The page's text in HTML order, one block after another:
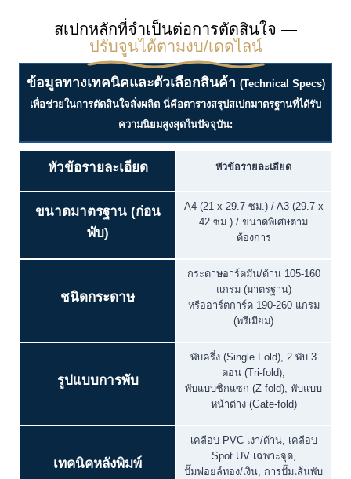
สเปกหลักที่จำเป็นต่อการตัดสินใจ —
ปรับจูนได้ตามงบ/เดดไลน์
ข้อมูลทางเทคนิคและตัวเลือกสินค้า (Technical Specs)
เพื่อช่วยในการตัดสินใจสั่งผลิต นี่คือตารางสรุปสเปกมาตรฐานที่ได้รับ
ความนิยมสูงสุดในปัจจุบัน:
หัวข้อรายละเอียด หัวข้อรายละเอียด
ขนาดมาตรฐาน (ก่อน
พับ)
A4 (21 x 29.7 ซม.) / A3 (29.7 x
42 ซม.) / ขนาดพิเศษตาม
ต้องการ
ชนิดกระดาษ
กระดาษอาร์ตมัน/ด้าน 105-160
แกรม (มาตรฐาน)
หรืออาร์ตการ์ด 190-260 แกรม
(พรีเมียม)
รูปแบบการพับ
พับครึ่ง (Single Fold), 2 พับ 3
ตอน (Tri-fold),
พับแบบซิกแซก (Z-fold), พับแบบ
หน้าต่าง (Gate-fold)
เทคนิคหลังพิมพ์
เคลือบ PVC เงา/ด้าน, เคลือบ
Spot UV เฉพาะจุด,
ปั๊มฟอยล์ทอง/เงิน, การปั๊มเส้นพับ